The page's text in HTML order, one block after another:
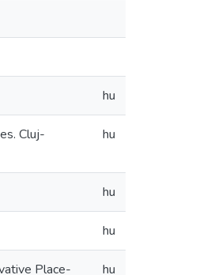
hu
Cluj-
hu
hu
hu
Place-
hu